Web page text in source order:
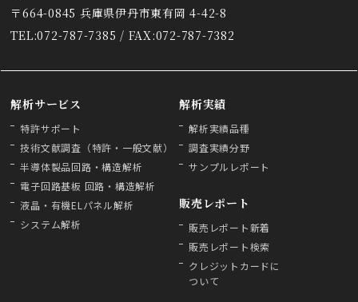
〒664-0845 兵庫県伊丹市東有岡 4-42-8
TEL:072-787-7385 / FAX:072-787-7382
解析サービス
特許サポート
技術文献調査（特許・一般文献）
半導体製品回路・構造解析
電子回路基板 回路・構造解析
液晶・有機ELパネル解析
システム解析
解析実績
解析実績品種
調査実績分野
サンプルレポート
販売レポート
販売レポート新着
販売レポート検索
クレジットカードに
ついて